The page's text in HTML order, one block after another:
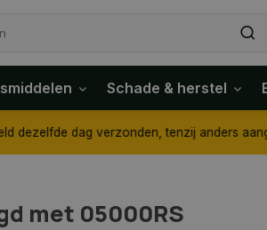
Schade & herstel
dag verzonden, tenzij anders
met 05000RS